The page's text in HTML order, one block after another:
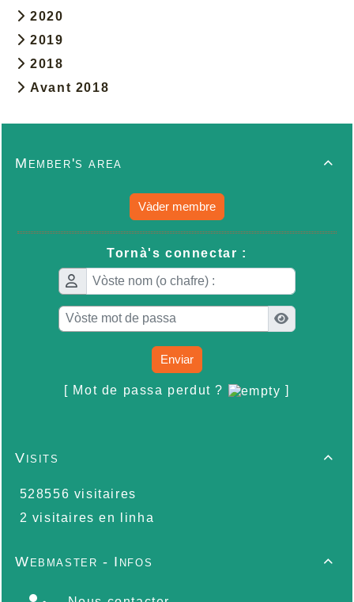
2020
2019
2018
Avant 2018

Member's area
Vàder membre
Tornà's connectar :
Enviar
[ Mot de passa perdut ? ]

Visits
528556 visitaires
2 visitaires en linha

Webmaster - Infos